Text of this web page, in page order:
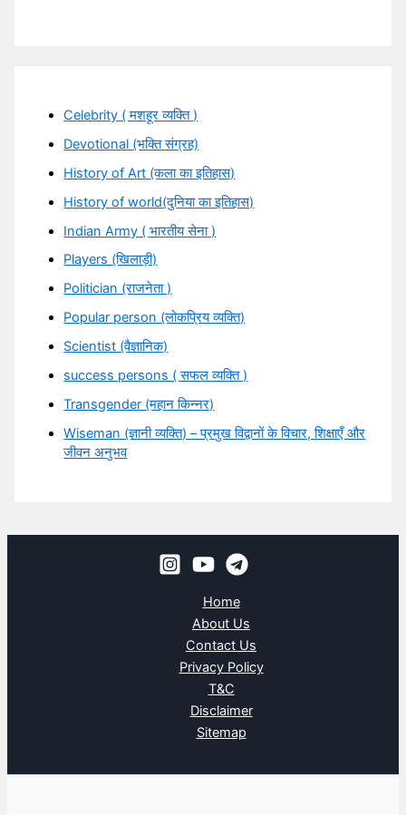
Celebrity ( मशहूर व्यक्ति )
Devotional (भक्ति संग्रह)
History of Art (कला का इतिहास)
History of world(दुनिया का इतिहास)
Indian Army ( भारतीय सेना )
Players (खिलाड़ी)
Politician (राजनेता )
Popular person (लोकप्रिय व्यक्ति)
Scientist (वैज्ञानिक)
success persons ( सफल व्यक्ति )
Transgender (महान किन्नर)
Wiseman (ज्ञानी व्यक्ति) – प्रमुख विद्वानों के विचार, शिक्षाएँ और
जीवन अनुभव
Home
About Us
Contact Us
Privacy Policy
T&C
Disclaimer
Sitemap